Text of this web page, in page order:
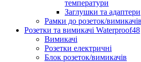
температури
Заглушки та адаптери
Рамки до розеток/вимикачів
Розетки та вимикачі Waterproof48
Вимикачі
Розетки електричні
Блок розеток/вимикачів